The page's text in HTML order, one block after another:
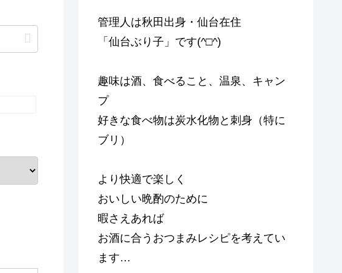
管理人は秋田出身・仙台在住
「仙台ぶり子」です(^□^)
趣味は酒、食べること、温泉、キャン
プ
好きな食べ物は炭水化物と刺身（特に
ブリ）
より快適で楽しく
おいしい晩酌のために
暇さえあれば
お酒に合うおつまみレシピを考えてい
ます…